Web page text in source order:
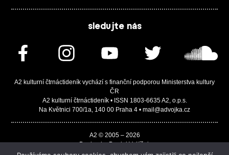
sledujte nás
A2 kulturní čtrnáctideník vychází s finanční podporou Ministerstva kultury
ČR
A2 kulturní čtrnáctideník • ISSN 1803-6635 A2, o.p.s.
Na Květnici 700/1a, 140 00 Praha 4 • mail@advojka.cz
A2 © 2005 – 2026
Design by Daniel Vojtíšek
Built by JASA-IT & ChSoft